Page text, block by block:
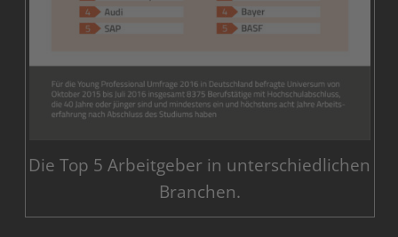
Die Top 5 Arbeitgeber in unterschiedlichen
Branchen.